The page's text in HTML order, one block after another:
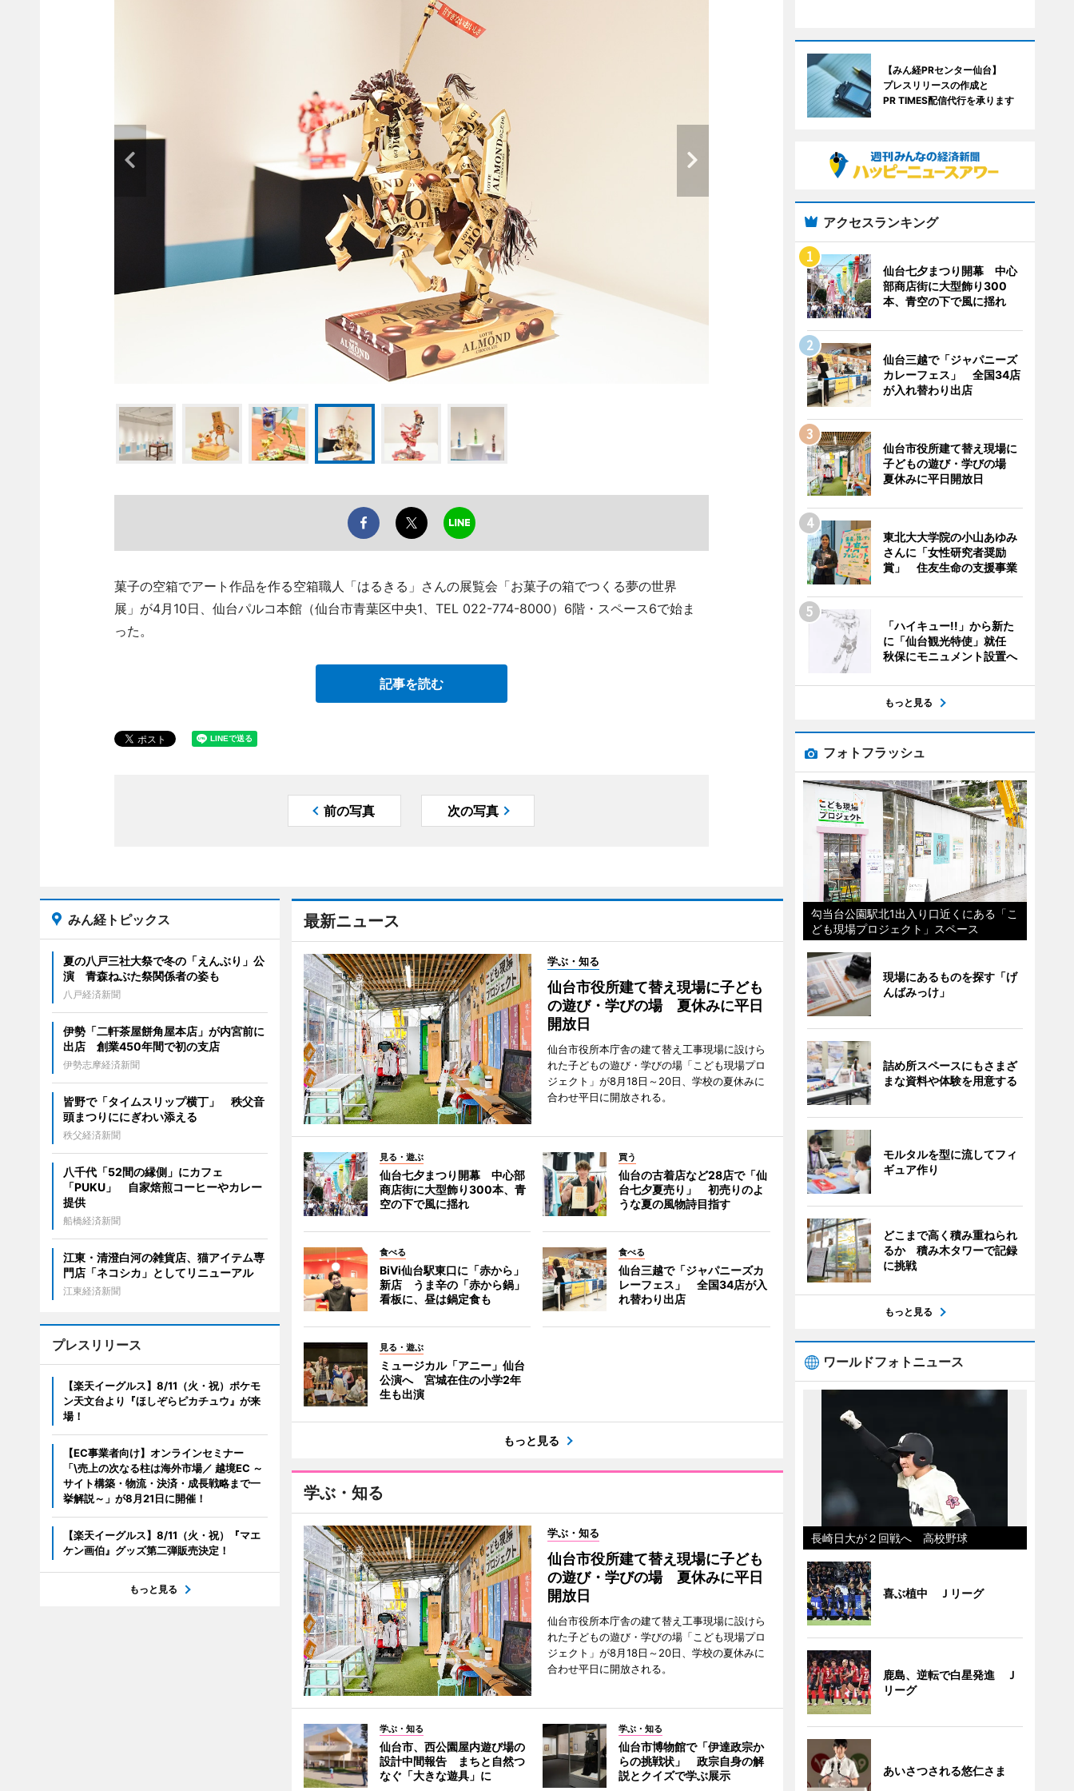
菓子の空箱でアート作品を作る空箱職人「はるきる」さんの展覧会「お菓子の箱でつくる夢の世界
展」が4月10日、仙台パルコ本館（仙台市青葉区中央1、TEL 022-774-8000）6階・スペース6で始ま
った。
記事を読む
前の写真 次の写真
最新ニュース
学ぶ・知る
仙台市役所建て替え現場に子ども
の遊び・学びの場 夏休みに平日
開放日
仙台市役所本庁舎の建て替え工事現場に設けら
れた子どもの遊び・学びの場「こども現場プロ
ジェクト」が8月18日～20日、学校の夏休みに
合わせ平日に開放される。
見る・遊ぶ
仙台七夕まつり開幕 中心部
商店街に大型飾り300本、青
空の下で風に揺れ
買う
仙台の古着店など28店で「仙
台七夕夏売り」 初売りのよ
うな夏の風物詩目指す
食べる
BiVi仙台駅東口に「赤から」
新店 うま辛の「赤から鍋」
看板に、昼は鍋定食も
食べる
仙台三越で「ジャパニーズカ
レーフェス」 全国34店が入
れ替わり出店
見る・遊ぶ
ミュージカル「アニー」仙台
公演へ 宮城在住の小学2年
生も出演
もっと見る
学ぶ・知る
学ぶ・知る
仙台市役所建て替え現場に子ども
の遊び・学びの場 夏休みに平日
開放日
仙台市役所本庁舎の建て替え工事現場に設けら
れた子どもの遊び・学びの場「こども現場プロ
ジェクト」が8月18日～20日、学校の夏休みに
合わせ平日に開放される。
学ぶ・知る
仙台市、西公園屋内遊び場の
設計中間報告 まちと自然つ
なぐ「大きな遊具」に
学ぶ・知る
仙台市博物館で「伊達政宗か
らの挑戦状」 政宗自身の解
説とクイズで学ぶ展示
みん経トピックス
夏の八戸三社大祭で冬の「えんぶり」公
演 青森ねぶた祭関係者の姿も
八戸経済新聞
伊勢「二軒茶屋餅角屋本店」が内宮前に
出店 創業450年間で初の支店
伊勢志摩経済新聞
皆野で「タイムスリップ横丁」 秩父音
頭まつりににぎわい添える
秩父経済新聞
八千代「52間の縁側」にカフェ
「PUKU」 自家焙煎コーヒーやカレー
提供
船橋経済新聞
江東・清澄白河の雑貨店、猫アイテム専
門店「ネコシカ」としてリニューアル
江東経済新聞
プレスリリース
【楽天イーグルス】8/11（火・祝）ポケモ
ン天文台より『ほしぞらピカチュウ』が来
場！
【EC事業者向け】オンラインセミナー
「\売上の次なる柱は海外市場／ 越境EC ～
サイト構築・物流・決済・成長戦略まで一
挙解説～」が8月21日に開催！
【楽天イーグルス】8/11（火・祝）『マエ
ケン画伯』グッズ第二弾販売決定！
もっと見る
【みん経PRセンター仙台】
プレスリリースの作成と
PR TIMES配信代行を承ります
アクセスランキング
仙台七夕まつり開幕 中心
部商店街に大型飾り300
本、青空の下で風に揺れ
仙台三越で「ジャパニーズ
カレーフェス」 全国34店
が入れ替わり出店
仙台市役所建て替え現場に
子どもの遊び・学びの場
夏休みに平日開放日
東北大大学院の小山あゆみ
さんに「女性研究者奨励
賞」 住友生命の支援事業
「ハイキュー!!」から新た
に「仙台観光特使」就任
秋保にモニュメント設置へ
もっと見る
フォトフラッシュ
勾当台公園駅北1出入り口近くにある「こ
ども現場プロジェクト」スペース
現場にあるものを探す「げ
んばみっけ」
詰め所スペースにもさまざ
まな資料や体験を用意する
モルタルを型に流してフィ
ギュア作り
どこまで高く積み重ねられ
るか 積み木タワーで記録
に挑戦
もっと見る
ワールドフォトニュース
長崎日大が２回戦へ 高校野球
喜ぶ植中 Ｊリーグ
鹿島、逆転で白星発進 Ｊ
リーグ
あいさつされる悠仁さま